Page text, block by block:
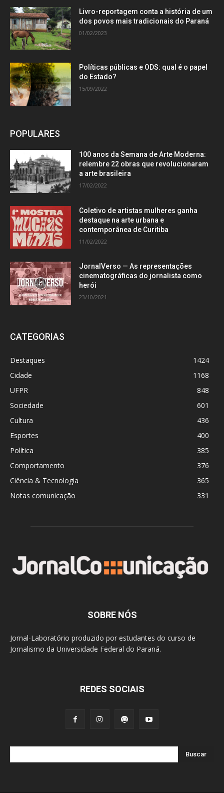
Livro-reportagem conta a história de um
dos povos mais tradicionais do Paraná
01/02/2023
Políticas públicas e ODS: qual é o papel
do Estado?
15/09/2022
POPULARES
100 anos da Semana de Arte Moderna:
relembre 22 obras que revolucionaram
a arte brasileira
17/02/2022
Coletivo de artistas mulheres ganha
destaque na arte urbana e
contemporânea de Curitiba
11/02/2022
JornalVerso — As representações
cinematográficas do jornalista como
herói
23/10/2021
CATEGORIAS
Destaques
1424
Cidade
1168
UFPR
848
Sociedade
601
Cultura
436
Esportes
400
Política
385
Comportamento
376
Ciência & Tecnologia
365
Notas comunicação
331
SOBRE NÓS
Jornal-Laboratório produzido por estudantes do curso de
Jornalismo da Universidade Federal do Paraná.
REDES SOCIAIS
Buscar